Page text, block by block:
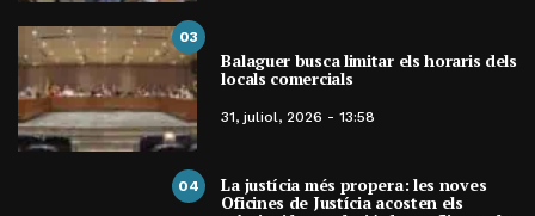
03
Balaguer busca limitar els horaris dels
locals comercials
31, juliol, 2026 - 13:58
04 La justícia més propera: les noves
Oficines de Justícia acosten els